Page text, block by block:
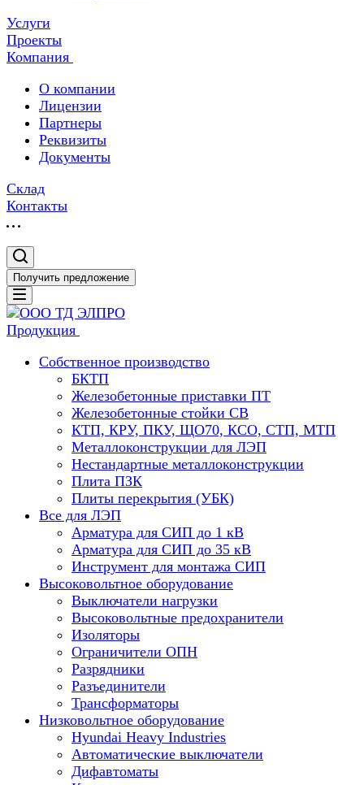
Услуги
Проекты
Компания
О компании
Лицензии
Партнеры
Реквизиты
Документы
Склад
Контакты
Получить предложение
Продукция
Собственное производство
БКТП
Железобетонные приставки ПТ
Железобетонные стойки СВ
КТП, КРУ, ПКУ, ЩО70, КСО, СТП, МТП
Металлоконструкции для ЛЭП
Нестандартные металлоконструкции
Плита ПЗК
Плиты перекрытия (УБК)
Все для ЛЭП
Арматура для СИП до 1 кВ
Арматура для СИП до 35 кВ
Инструмент для монтажа СИП
Высоковольтное оборудование
Выключатели нагрузки
Высоковольтные предохранители
Изоляторы
Ограничители ОПН
Разрядники
Разъединители
Трансформаторы
Низковольтное оборудование
Hyundai Heavy Industries
Автоматические выключатели
Дифавтоматы